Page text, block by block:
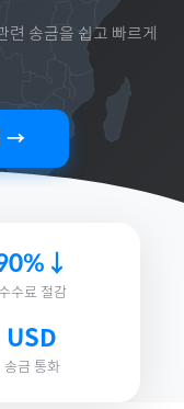
련 송금을 쉽고 빠르게
→
수료 절감
USD
송금 통화